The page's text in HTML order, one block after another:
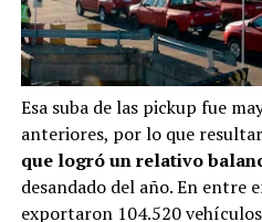
Esa suba de las pickup fue
anteriores, por lo que
que logró un relativo
desandado del año. En entre
exportaron 104.520